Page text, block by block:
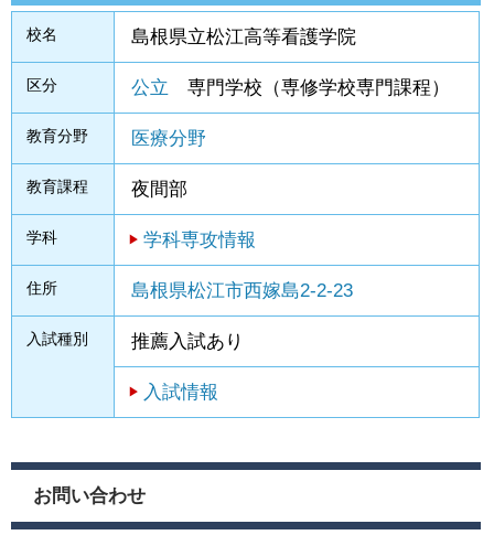
校名 島根県立松江高等看護学院
区分 公立 専門学校（専修学校専門課程）
教育分野 医療分野
教育課程 夜間部
学科 学科専攻情報
住所 島根県松江市西嫁島2-2-23
入試種別 推薦入試あり
入試情報
お問い合わせ